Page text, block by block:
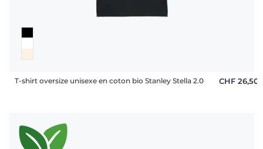
T-shirt oversize unisexe en coton bio Stanley Stella 2.0 CHF 26,50